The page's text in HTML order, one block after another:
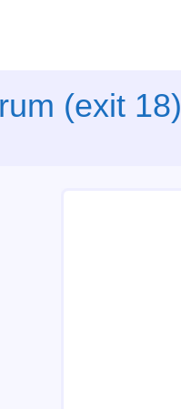
(exit 18)